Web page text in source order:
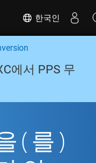
한국인
에서 PPS 무
(를)